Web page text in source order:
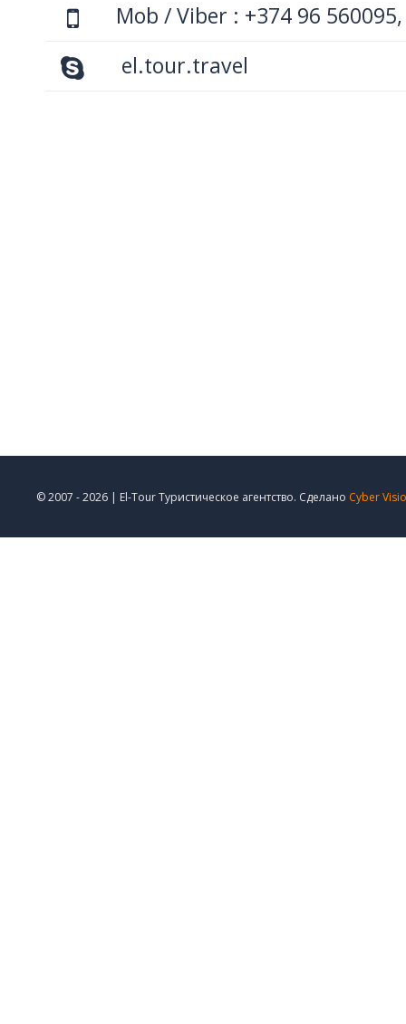
Mob / Viber : +374 96
el.tour.travel
© 2007 - 2026 | El-Tour Туристическое агентство. Сделано Cyber